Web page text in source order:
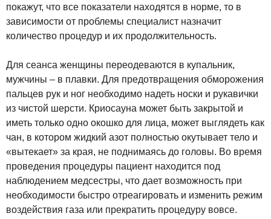
покажут, что все показатели находятся в норме, то в
зависимости от проблемы специалист назначит
количество процедур и их продолжительность.
Для сеанса женщины переодеваются в купальник,
мужчины – в плавки. Для предотвращения обморожения
пальцев рук и ног необходимо надеть носки и рукавички
из чистой шерсти. Криосауна может быть закрытой и
иметь только одно окошко для лица, может выглядеть как
чан, в котором жидкий азот полностью окутывает тело и
«вытекает» за края, не поднимаясь до головы. Во время
проведения процедуры пациент находится под
наблюдением медсестры, что дает возможность при
необходимости быстро отреагировать и изменить режим
воздействия газа или прекратить процедуру вовсе.